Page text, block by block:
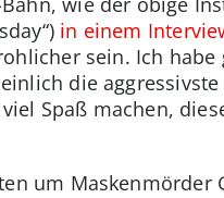
in einem
sein. Ich habe
die aggressivste
Spaß machen,
um Maskenmörder